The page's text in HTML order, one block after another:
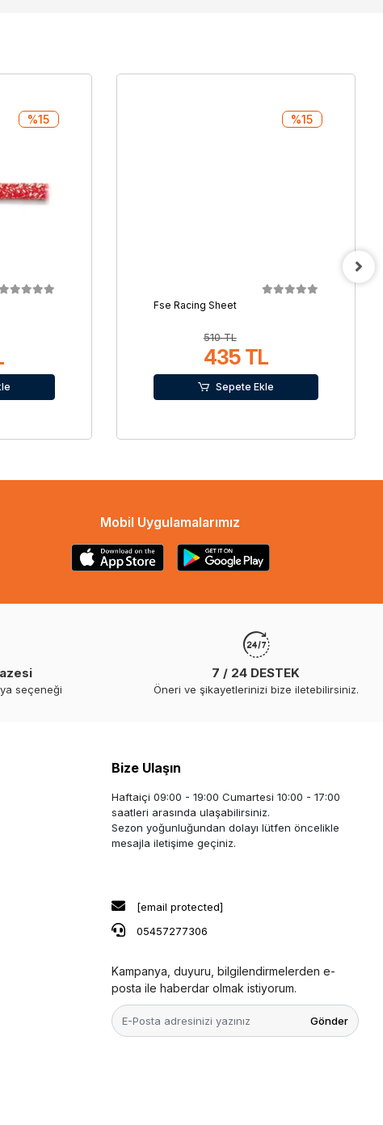
%15
Fse Racing Sheet
510 TL
435 TL
%15
Sepete Ekle
Mobil Uygulamalarımız
seçeneği
7 / 24 DESTEK
Öneri ve şikayetlerinizi bize iletebilirsiniz.
Bize Ulaşın
Haftaiçi 09:00 - 19:00 Cumartesi 10:00 - 17:00
saatleri arasında ulaşabilirsiniz.
Sezon yoğunluğundan dolayı lütfen öncelikle
mesajla iletişime geçiniz.
[email protected]
05457277306
Kampanya, duyuru, bilgilendirmelerden e-
posta ile haberdar olmak istiyorum.
Gönder